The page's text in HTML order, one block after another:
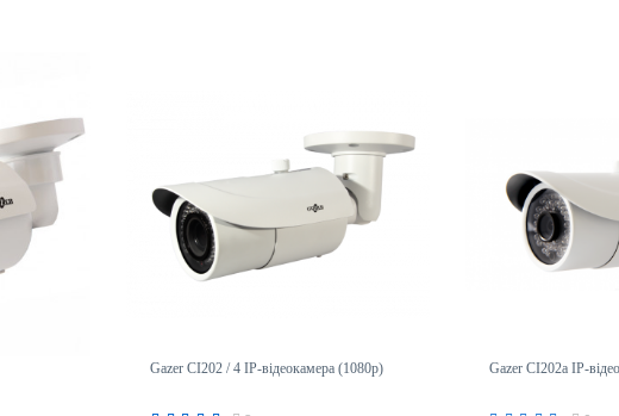
Gazer CI202 / 4 IP-відеокамера (1080p) Gazer CI202a IP-